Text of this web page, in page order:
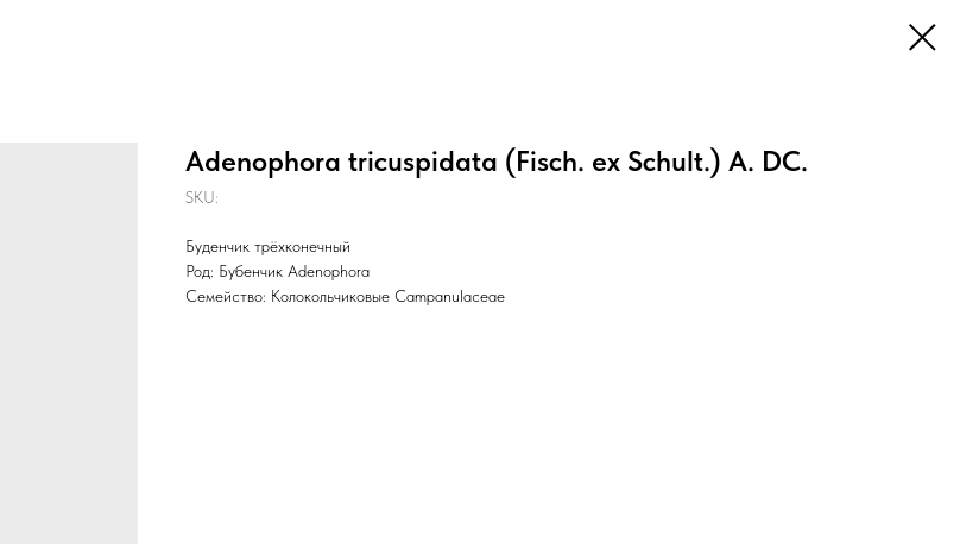
Adenophora tricuspidata (Fisch. ex Schult.) A. DC.
SKU:
Буденчик трёхконечный
Род: Бубенчик Adenophora
Семейство: Колокольчиковые Campanulaceae